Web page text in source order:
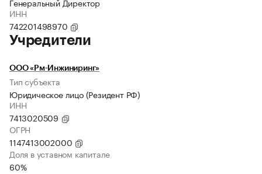
Генеральный Директор
ИНН
742201498970
Учредители
ООО «Рм-Инжиниринг»
Тип субъекта
Юридическое лицо (Резидент РФ)
ИНН
7413020509
ОГРН
1147413002000
Доля в уставном капитале
60%